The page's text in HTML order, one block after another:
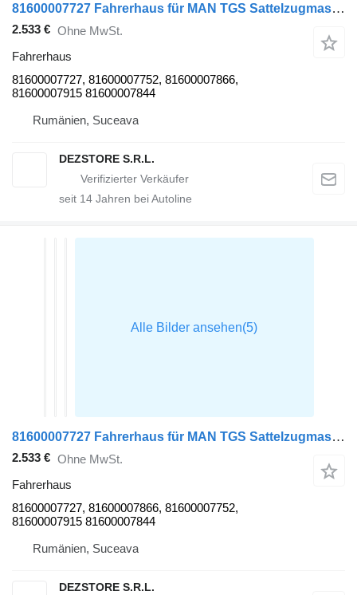
81600007727 Fahrerhaus für MAN TGS Sattelzugmaschine
2.533 € Ohne MwSt.
Fahrerhaus
81600007727, 81600007752, 81600007866,
81600007915 81600007844
Rumänien, Suceava
DEZSTORE S.R.L.
seit 14 Jahren bei Autoline
81600007727 Fahrerhaus für MAN TGS Sattelzugmaschine
2.533 € Ohne MwSt.
Fahrerhaus
81600007727, 81600007866, 81600007752,
81600007915 81600007844
Rumänien, Suceava
DEZSTORE S.R.L.